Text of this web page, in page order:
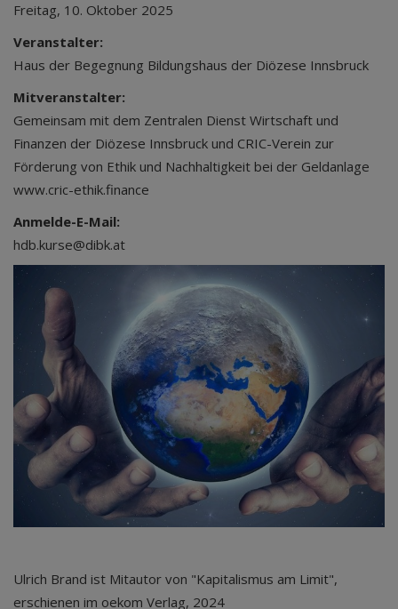
Freitag, 10. Oktober 2025
Veranstalter:
Haus der Begegnung Bildungshaus der Diözese Innsbruck
Mitveranstalter:
Gemeinsam mit dem Zentralen Dienst Wirtschaft und
Finanzen der Diözese Innsbruck und CRIC-Verein zur
Förderung von Ethik und Nachhaltigkeit bei der Geldanlage
www.cric-ethik.finance
Anmelde-E-Mail:
hdb.kurse@dibk.at
Ulrich Brand ist Mitautor von "Kapitalismus am Limit",
erschienen im oekom Verlag, 2024